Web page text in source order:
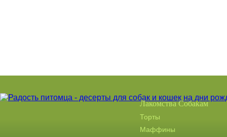
Лакомства Собакам
Торты
Маффины